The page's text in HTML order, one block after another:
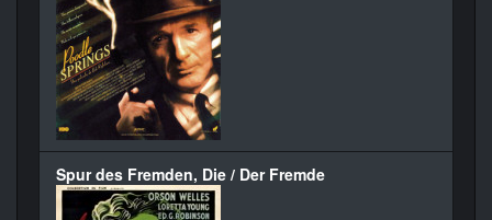
Spur des Fremden, Die / Der Fremde